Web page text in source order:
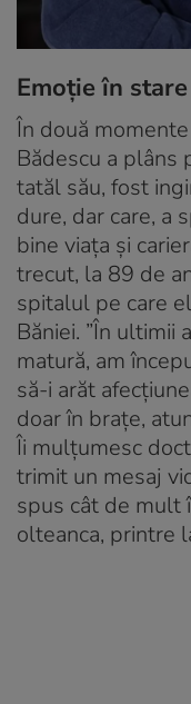
Emoție în
În două
Bădescu a
tatăl său, fost
dure, dar care, a
bine viața și
trecut, la 89 de
spitalul pe care
Băniei. ”În ultimii
matură, am
să-i arăt
doar în brațe,
Îi mulțumesc
trimit un mesaj
spus cât de mult
olteanca, printre